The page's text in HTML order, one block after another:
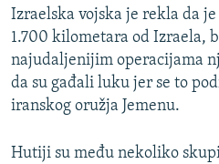
Izraelska vojska je rekla da
1.700 kilometara od Izraela,
najudaljenijim operacijama
da su gađali luku jer se to
iranskog oružja Jemenu.
Hutiji su među nekoliko